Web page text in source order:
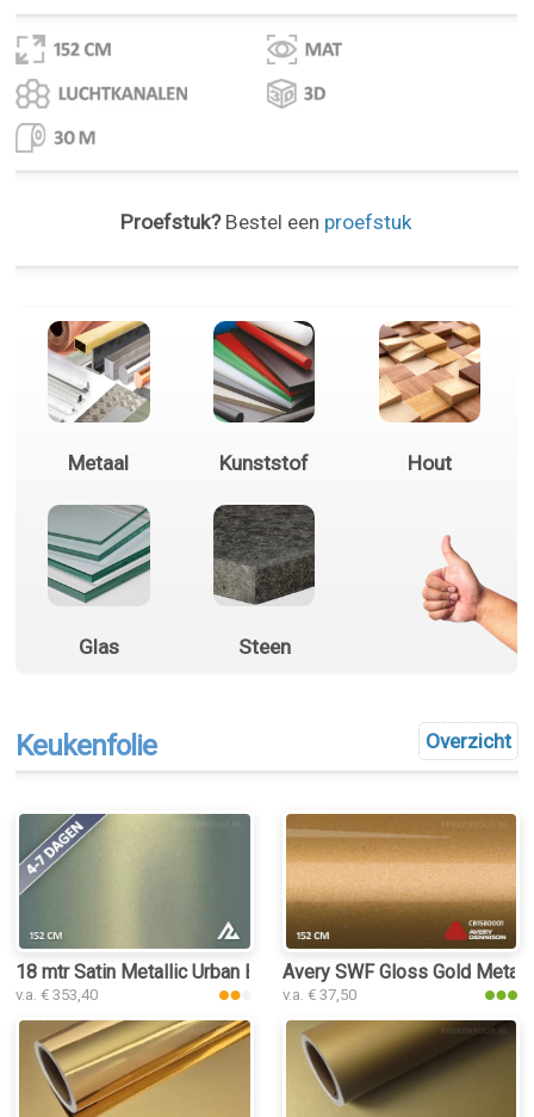
Proefstuk?Bestel een proefstuk
Metaal Kunststof Hout
Glas Steen
Overzicht
Keukenfolie
18 mtr Satin Metallic Urban Bamboo 3102 keukenfolie
v.a. € 353,40
Avery SWF Gloss Gold
v.a. € 37,50